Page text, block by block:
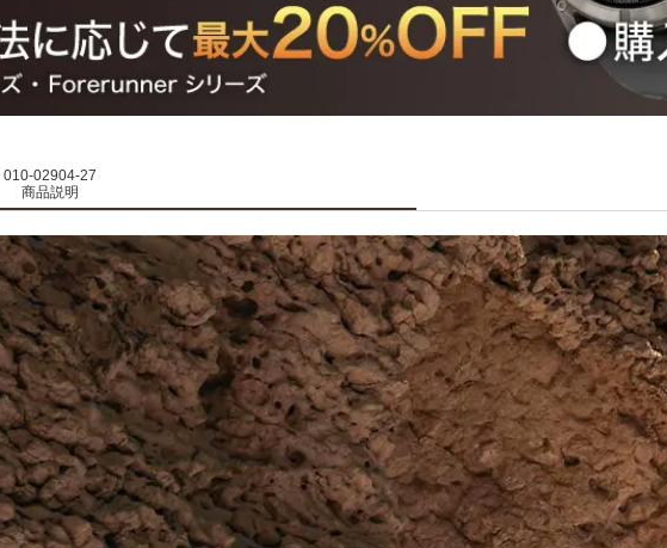
010-02904-27
商品説明